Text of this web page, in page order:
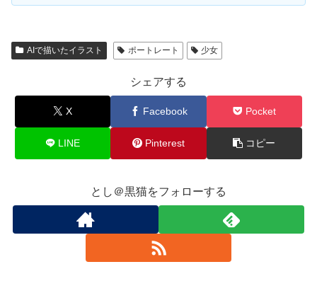
AIで描いたイラスト ポートレート 少女
シェアする
X Facebook Pocket
LINE Pinterest コピー
とし＠黒猫をフォローする